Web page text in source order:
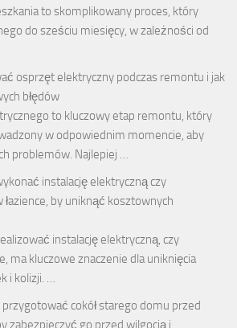
to skomplikowany proces, który
do sześciu miesięcy, w zależności od
osprzęt elektryczny podczas remontu i jak
błędów
to kluczowy etap remontu, który
w odpowiednim momencie, aby
problemów. Najlepiej …
instalację elektryczną czy
łazience, by uniknąć kosztownych
instalację elektryczną, czy
ma kluczowe znaczenie dla uniknięcia
i kolizji. …
przygotować cokół starego domu przed
zabezpieczyć go przed wilgocią i